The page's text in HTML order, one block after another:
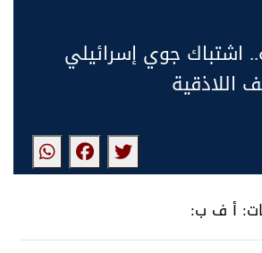
اشتباك جوي إسرائيلي
اللاذقية
أ ف ب: